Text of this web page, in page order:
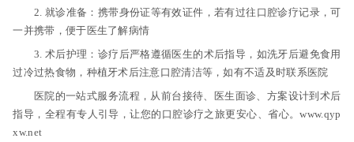
2. 就诊准备：携带身份证等有效证件，若有过往口腔诊疗记录，可
一并携带，便于医生了解病情
3. 术后护理：诊疗后严格遵循医生的术后指导，如洗牙后避免食用
过冷过热食物，种植牙术后注意口腔清洁等，如有不适及时联系医院
医院的一站式服务流程，从前台接待、医生面诊、方案设计到术后
指导，全程有专人引导，让您的口腔诊疗之旅更安心、省心。www.qyp
xw.net